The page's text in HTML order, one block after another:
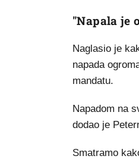
"Napala je
Naglasio je
napada
mandatu.
Napadom na
dodao je
Smatramo